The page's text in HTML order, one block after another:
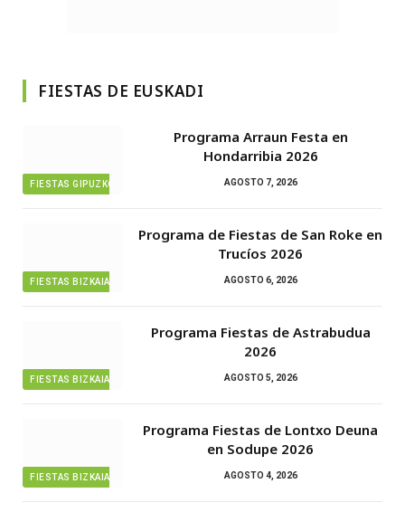
FIESTAS DE EUSKADI
FIESTAS GIPUZKOA
Programa Arraun Festa en
Hondarribia 2026
AGOSTO 7, 2026
FIESTAS BIZKAIA
Programa de Fiestas de San Roke en
Trucíos 2026
AGOSTO 6, 2026
FIESTAS BIZKAIA
Programa Fiestas de Astrabudua
2026
AGOSTO 5, 2026
FIESTAS BIZKAIA
Programa Fiestas de Lontxo Deuna
en Sodupe 2026
AGOSTO 4, 2026